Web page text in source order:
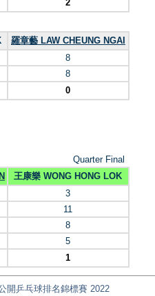
2
羅章藝 LAW CHEUNG NGAI
8
8
0
Quarter Final
王康樂 WONG HONG LOK
3
11
8
5
1
開乒乓球排名錦標賽 2022